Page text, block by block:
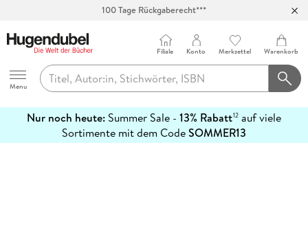
100 Tage Rückgaberecht***
Hugendubel
Menu
Filiale Konto Merkzettel Warenkorb
Nur noch heute: Summer Sale - 13% Rabatt12 auf viele
Sortimente mit dem CodeSOMMER13
erfahren